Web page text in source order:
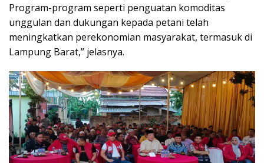
Program-program seperti penguatan komoditas
unggulan dan dukungan kepada petani telah
meningkatkan perekonomian masyarakat, termasuk di
Lampung Barat,” jelasnya.